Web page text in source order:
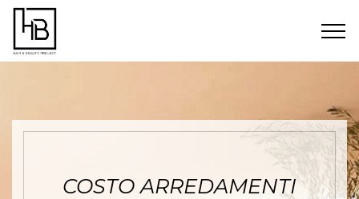
COSTO ARREDAMENTI